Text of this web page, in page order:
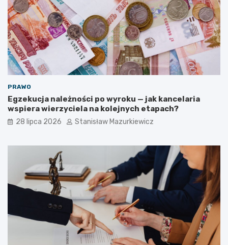
PRAWO
Egzekucja należności po wyroku — jak kancelaria
wspiera wierzyciela na kolejnych etapach?
28 lipca 2026 Stanisław Mazurkiewicz